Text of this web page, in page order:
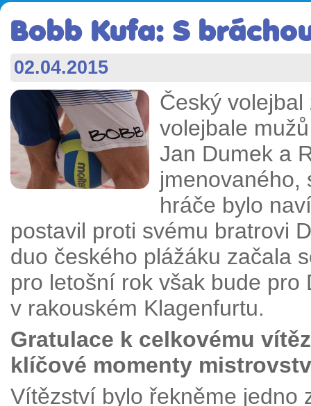
Bobb Kufa: S
02.04.2015
Český
volejbale
Jan Dumek a
jmenovaného,
hráče bylo
postavil proti svému bratrovi
duo českého plážáku začala
pro letošní rok však bude pro
v rakouském Klagenfurtu.
Gratulace k celkovému
klíčové momenty
Vítězství bylo řekněme jedno